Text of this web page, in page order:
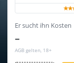
Er sucht ihn Kosten
–
AGB gelten, 18+